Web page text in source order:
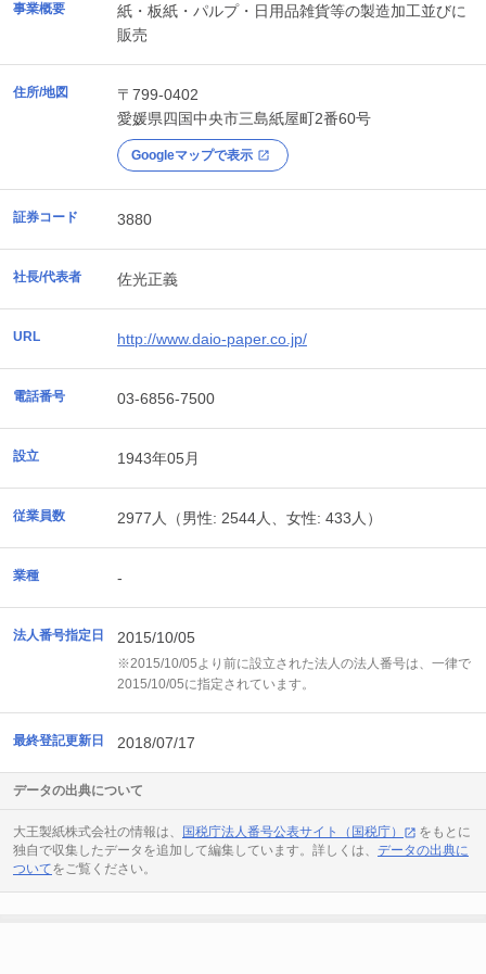
事業概要
紙・板紙・パルプ・日用品雑貨等の製造加工並びに
販売
住所/地図
〒799-0402
愛媛県四国中央市三島紙屋町2番60号
Googleマップで表示
証券コード 3880
社長/代表者 佐光正義
URL http://www.daio-paper.co.jp/
電話番号 03-6856-7500
設立 1943年05月
従業員数 2977人（男性: 2544人、女性: 433人）
業種 -
法人番号指定日 2015/10/05
※2015/10/05より前に設立された法人の法人番号は、一律で
2015/10/05に指定されています。
最終登記更新日 2018/07/17
データの出典について
大王製紙株式会社の情報は、 国税庁法人番号公表サイト（国税庁）
をもとに
独自で収集したデータを追加して編集しています。詳しくは、 データの出典に
ついてをご覧ください。